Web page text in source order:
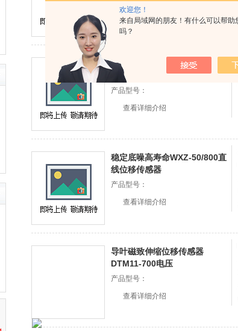
欢迎您！
来自局域网的朋友！有什么可以帮助
吗？
查看详细介绍
位置测量WXZ-50~1500调速器
位移传感器
产品型号：
查看详细介绍
稳定底噪高寿命WXZ-50/800直
线位移传感器
产品型号：
查看详细介绍
导叶磁致伸缩位移传感器
DTM11-700电压
产品型号：
查看详细介绍